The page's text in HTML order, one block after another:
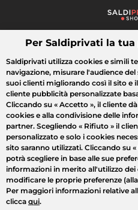
Cosa cerchi?
Tutte le vendite Moda Casa
Per Saldiprivati la
Saldiprivati utilizza cookies e simili
navigazione, misurare l'audience
suoi clienti migliorando così il sito e
cliente pubblicità personalizzate
Cliccando su « Accetto », il cliente
cookies e alla condivisione delle
partner. Scegliendo « Rifiuto » il
personalizzato e solo i cookies
sito saranno utilizzati. Cliccando su
potrà scegliere in base alle sue
informazioni in merito all'utilizzo dei
modificare le proprie preferenze
Per maggiori informazioni relative
clicca qui.